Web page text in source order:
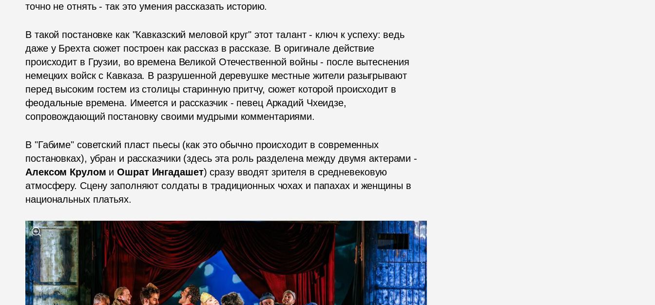
точно не отнять - так это умения рассказать историю.
В такой постановке как "Кавказский меловой круг" этот талант - ключ к успеху: ведь
даже у Брехта сюжет построен как рассказ в рассказе. В оригинале действие
происходит в Грузии, во времена Великой Отечественной войны - после вытеснения
немецких войск с Кавказа. В разрушенной деревушке местные жители разыгрывают
перед высоким гостем из столицы старинную притчу, сюжет которой происходит в
феодальные времена. Имеется и рассказчик - певец Аркадий Чхеидзе,
сопровождающий постановку своими мудрыми комментариями.
В "Габиме" советский пласт пьесы (как это обычно происходит в современных
Алексом Крулом и Ошрат Ингадашет) сразу вводят зрителя в средневековую
атмосферу. Сцену заполняют солдаты в традиционных чохах и папахах и женщины в
национальных платьях.